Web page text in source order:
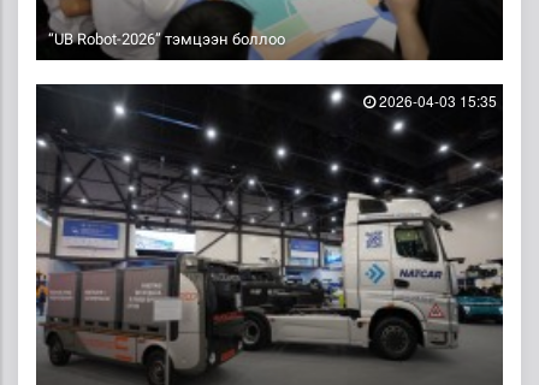
“UB Robot-2026” тэмцээн боллоо
2026-04-03 15:35